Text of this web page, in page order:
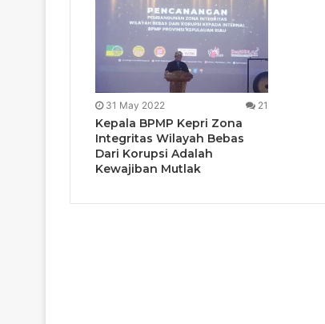
31 May 2022 21
Kepala BPMP Kepri Zona
Integritas Wilayah Bebas
Dari Korupsi Adalah
Kewajiban Mutlak